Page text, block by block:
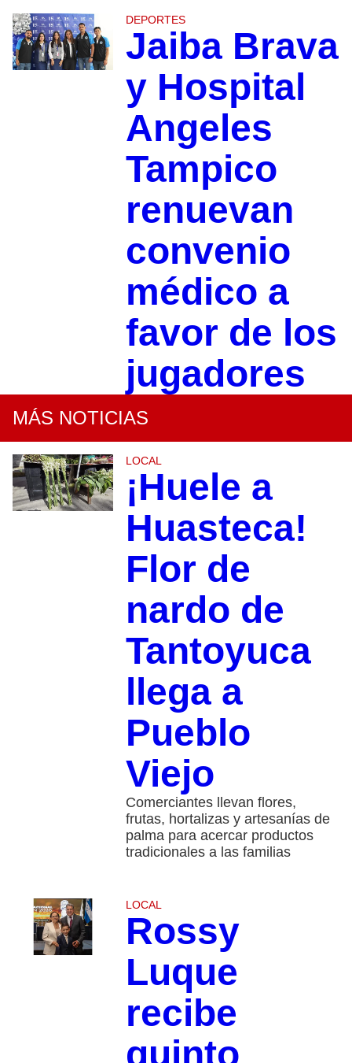
DEPORTES
Jaiba Brava
y Hospital
Angeles
Tampico
renuevan
convenio
médico a
favor de los
jugadores
MÁS NOTICIAS
LOCAL
¡Huele a
Huasteca!
Flor de
nardo de
Tantoyuca
llega a
Pueblo
Viejo
Comerciantes llevan flores,
frutas, hortalizas y artesanías de
palma para acercar productos
tradicionales a las familias
LOCAL
Rossy
Luque
recibe
quinto